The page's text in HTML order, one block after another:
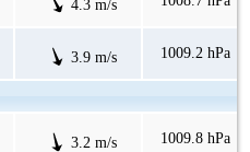
4.3 m/s
3.9 m/s 1009.2 hPa
3.2 m/s 1009.8 hPa